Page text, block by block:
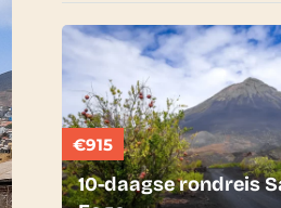
€915
10-daagse rondreis